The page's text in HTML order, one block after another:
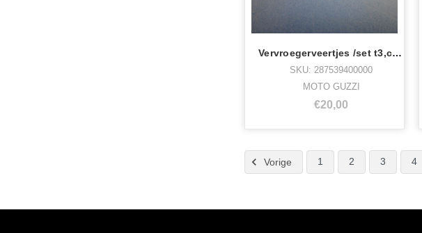
Vervroegerveertjes /set t3,cal,2/3 sp
SKU: 287539400000
MOTO GUZZI
€20,00
Vorige 1 2 3 4